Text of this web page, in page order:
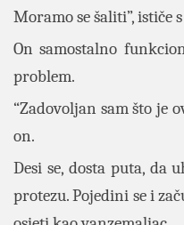
Moramo se šaliti”, ističe
On samostalno
problem.
“Zadovoljan sam što je
on.
Desi se, dosta puta, da
protezu. Pojedini se i